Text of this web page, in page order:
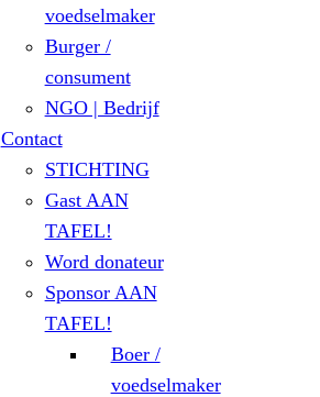
voedselmaker
Burger /
consument
NGO | Bedrijf
Contact
STICHTING
Gast AAN
TAFEL!
Word donateur
Sponsor AAN
TAFEL!
Boer /
voedselmaker